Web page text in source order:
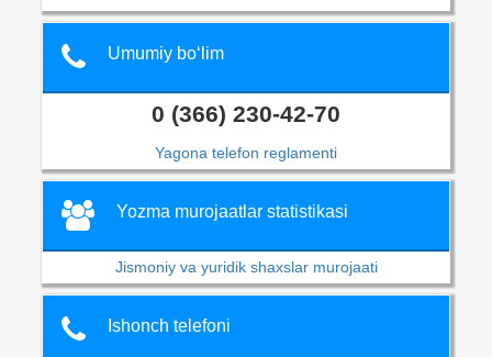
Umumiy bo‘lim
0 (366) 230-42-70
Yagona telefon reglamenti
Yozma murojaatlar statistikasi
Jismoniy va yuridik shaxslar murojaati
Ishonch telefoni